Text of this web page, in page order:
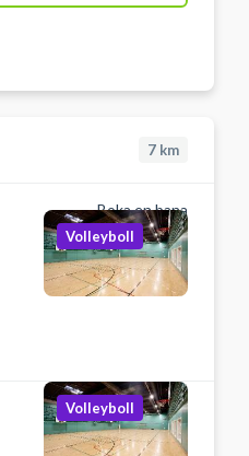
7 km
Boka en bana
Volleyboll
Volleyboll